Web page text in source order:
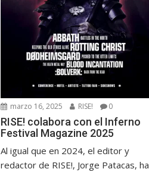
marzo 16, 2025 RISE! 0
RISE! colabora con el Inferno
Festival Magazine 2025
Al igual que en 2024, el editor y
redactor de RISE!, Jorge Patacas, ha